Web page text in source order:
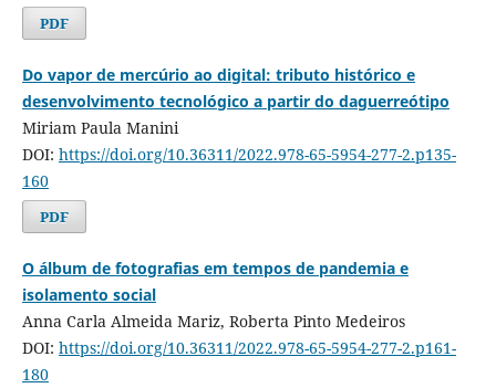
PDF
Do vapor de mercúrio ao digital: tributo histórico e
desenvolvimento tecnológico a partir do daguerreótipo
Miriam Paula Manini
DOI: https://doi.org/10.36311/2022.978-65-5954-277-2.p135-
160
PDF
O álbum de fotografias em tempos de pandemia e
isolamento social
Anna Carla Almeida Mariz, Roberta Pinto Medeiros
DOI: https://doi.org/10.36311/2022.978-65-5954-277-2.p161-
180